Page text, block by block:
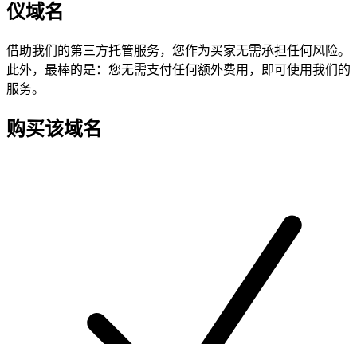
仪域名
借助我们的第三方托管服务，您作为买家无需承担任何风险。
此外，最棒的是：您无需支付任何额外费用，即可使用我们的
服务。
购买该域名